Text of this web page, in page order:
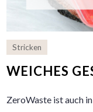
Stricken
WEICHES
ZeroWaste ist auch